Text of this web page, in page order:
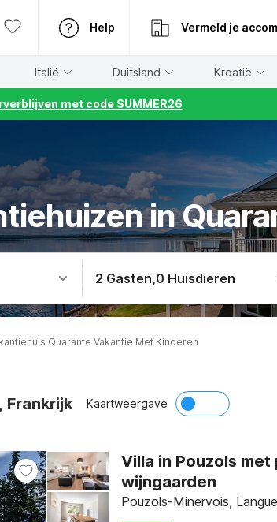
Help Vermeld je
Italië Duitsland Kroatië
met code SUMMER26
in
2 Gasten,0 Huisdieren
Quarante Vakantie Met Kinderen
Frankrijk Kaartweergave
Villa in Pouzols
wijngaarden
Pouzols-Minervois,